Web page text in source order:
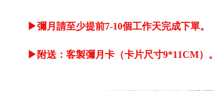
▶彌月請至少提前7-10個工作天完成下單。
▶ 附送：客製彌月卡（卡片尺寸9*11CM）。